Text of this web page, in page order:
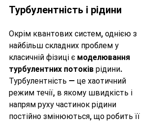
Турбулентність і рідини
Окрім квантових систем, однією з
найбільш складних проблем у
класичній фізиці є моделювання
турбулентних потоків рідини.
Турбулентність — це хаотичний
режим течії, в якому швидкість і
напрям руху частинок рідини
постійно змінюються, що робить її